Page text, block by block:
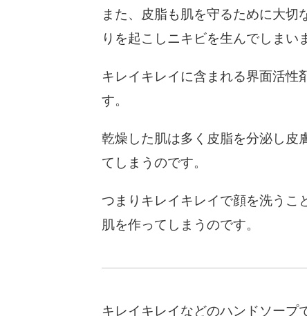
また、皮脂も肌を守るために大切
りを起こしニキビを生んでしまい
キレイキレイに含まれる界面活性
す。
乾燥した肌は多く皮脂を分泌し皮
てしまうのです。
つまりキレイキレイで顔を洗うこ
肌を作ってしまうのです。
キレイキレイなどのハンドソープ